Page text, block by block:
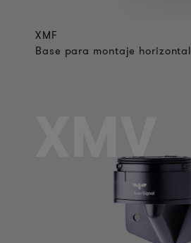
XMF
Base para montaje horizontal
XMV